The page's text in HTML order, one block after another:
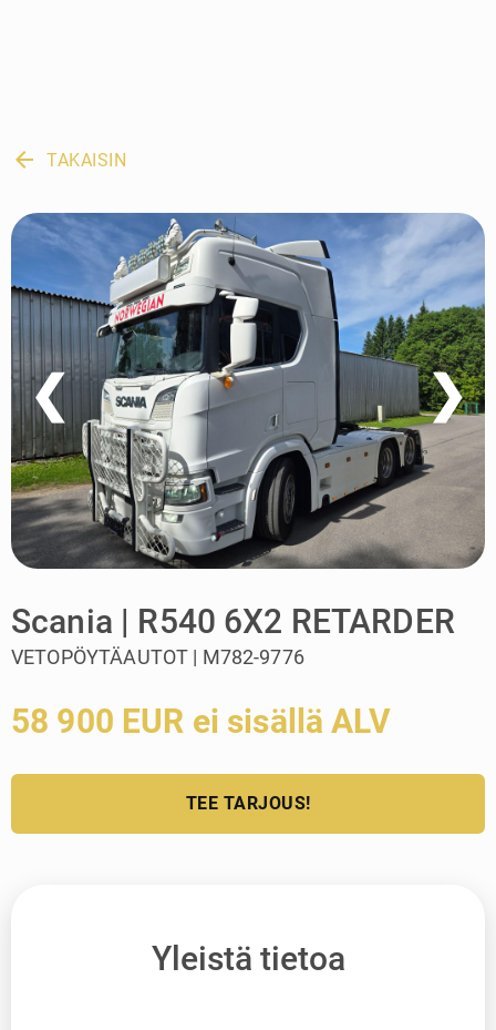
arrow_back TAKAISIN
❮ ❯
Scania | R540 6X2 RETARDER
VETOPÖYTÄAUTOT | M782-9776
58 900 EUR ei sisällä ALV
TEE TARJOUS!
Yleistä tietoa